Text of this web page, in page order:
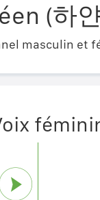
(하
masculin et